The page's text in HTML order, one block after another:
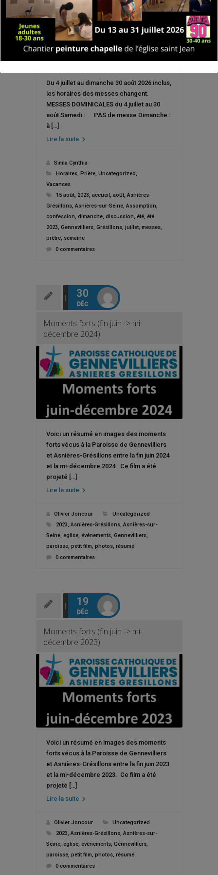
Du 4 juillet au dimanche 30 août 2026 inclus,
les horaires des messes changent.
MESSES DOMINICALES du 4 juillet au 30
août Samedi : PAS de messe Dimanche :
à […]
Lire la suite
Simla Cynthia
Horaires, Prière, Uncategorized
Vacances
15 août, 2023 accueil août, Asnières-
Grésillons, Asnières-sur-Seine, Assomption
confession
dimanche, discussion été, été
2023 Gennevilliers, Grésillons, juillet, messes,
prêtre, semaine
0 commentaires
30
DÉC
Moments forts (fin juin -> mi-
décembre 2024)
Voici un résumé en images des moments
forts vécus à la Paroisse de Gennevilliers
et Asnières-Grésillons entre la fin juin 2024
et la mi-décembre 2024. Ce film a été
projeté […]
Lire la suite
Olivier Joncour
Uncategorized
2023, Asnières-Grésillons, Asnières-sur-
Seine, eglise, événements, Gennevilliers,
paroisse, petit film, photos, résumé
0 commentaires
19
DÉC
Moments forts (fin juin -> mi-
décembre 2023)
Voici un résumé en images des moments
forts vécus à la Paroisse de Gennevilliers
et Asnières-Grésillons entre la fin juin 2023
et la mi-décembre 2023. Ce film a été
projeté […]
Lire la suite
Olivier Joncour
Uncategorized
2023 Asnières-Grésillons, Asnières-sur-
Seine, eglise, événements, Gennevilliers,
paroisse, petit film photos, résumé
0 commentaires